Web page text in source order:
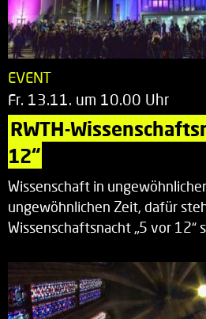
EVENT
Fr. 13.11. um 10.00 Uhr
RWTH-
12“
Wissenschaft in
ungewöhnlichen Zeit, dafür
Wissenschaftsnacht „5 vor 12“